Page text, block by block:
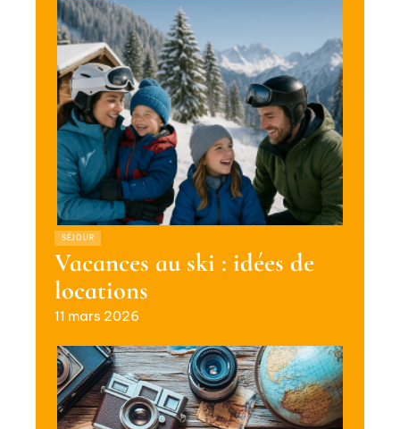
SÉJOUR
Vacances au ski : idées de
locations
11 mars 2026